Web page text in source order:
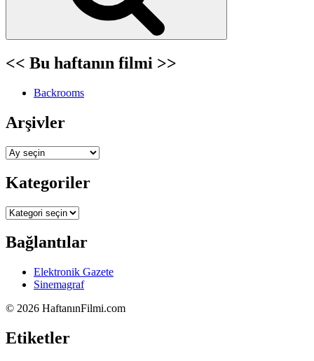
<< Bu haftanın filmi >>
Backrooms
Arşivler
Arşivler
Kategoriler
Kategoriler
Bağlantılar
Elektronik Gazete
Sinemagraf
© 2026 HaftanınFilmi.com
Etiketler